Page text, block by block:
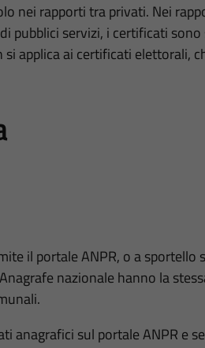
nei rapporti tra privati. Nei
pubblici servizi, i certificati
applica ai certificati elettorali,
il portale ANPR, o a sportello
nazionale hanno la
anagrafici sul portale ANPR e